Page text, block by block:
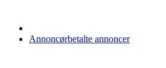
Annoncørbetalte annoncer